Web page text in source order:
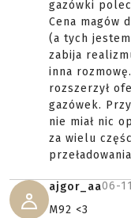
gazówki
Cena magów
(a tych
zabija
inna
rozszerzył
gazówek.
nie miał nic
za wielu
ajgor_aa06-
M92 <3